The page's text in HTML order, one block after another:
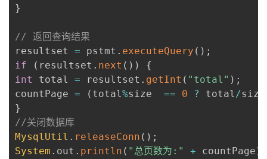
}
// 返回查询结果
resultset = pstmt . executeQuery ( ) ;
if
( resultset . next ( ) )
{
int
total = resultset . getInt ( "total" ) ;
countPage = ( total%size == 0 ? total/
}
//关闭数据库
MysqlUtil . releaseConn ( ) ;
System . out . println ( "总页数为:" + countPage )